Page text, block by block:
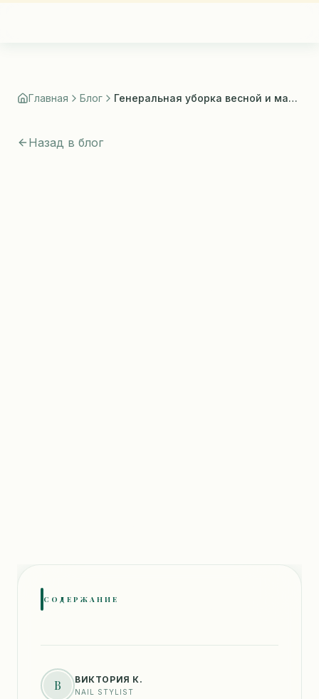
Главная Блог Генеральная уборка весной и маникюр: как сохранить покрытие
Назад в блог
СОДЕРЖАНИЕ
В ВИКТОРИЯ К.
NAIL STYLIST